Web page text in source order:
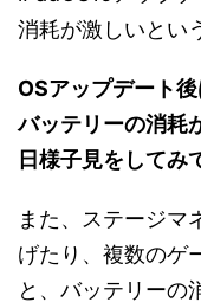
消耗が激しいとい
OSアップデート
バッテリーの消耗
日様子見をしてみ
また、ステージマ
げたり、複数のゲ
と、バッテリーの